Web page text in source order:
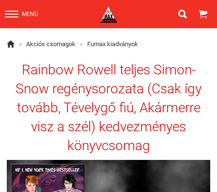
MENÜ  
 » Akciós csomagok » Fumax kiadványok
Rainbow Rowell teljes Simon-
Snow regénysorozata (Csak így
tovább, Tévelygő fiú, Akármerre
visz a szél) kedvezményes
könyvcsomag